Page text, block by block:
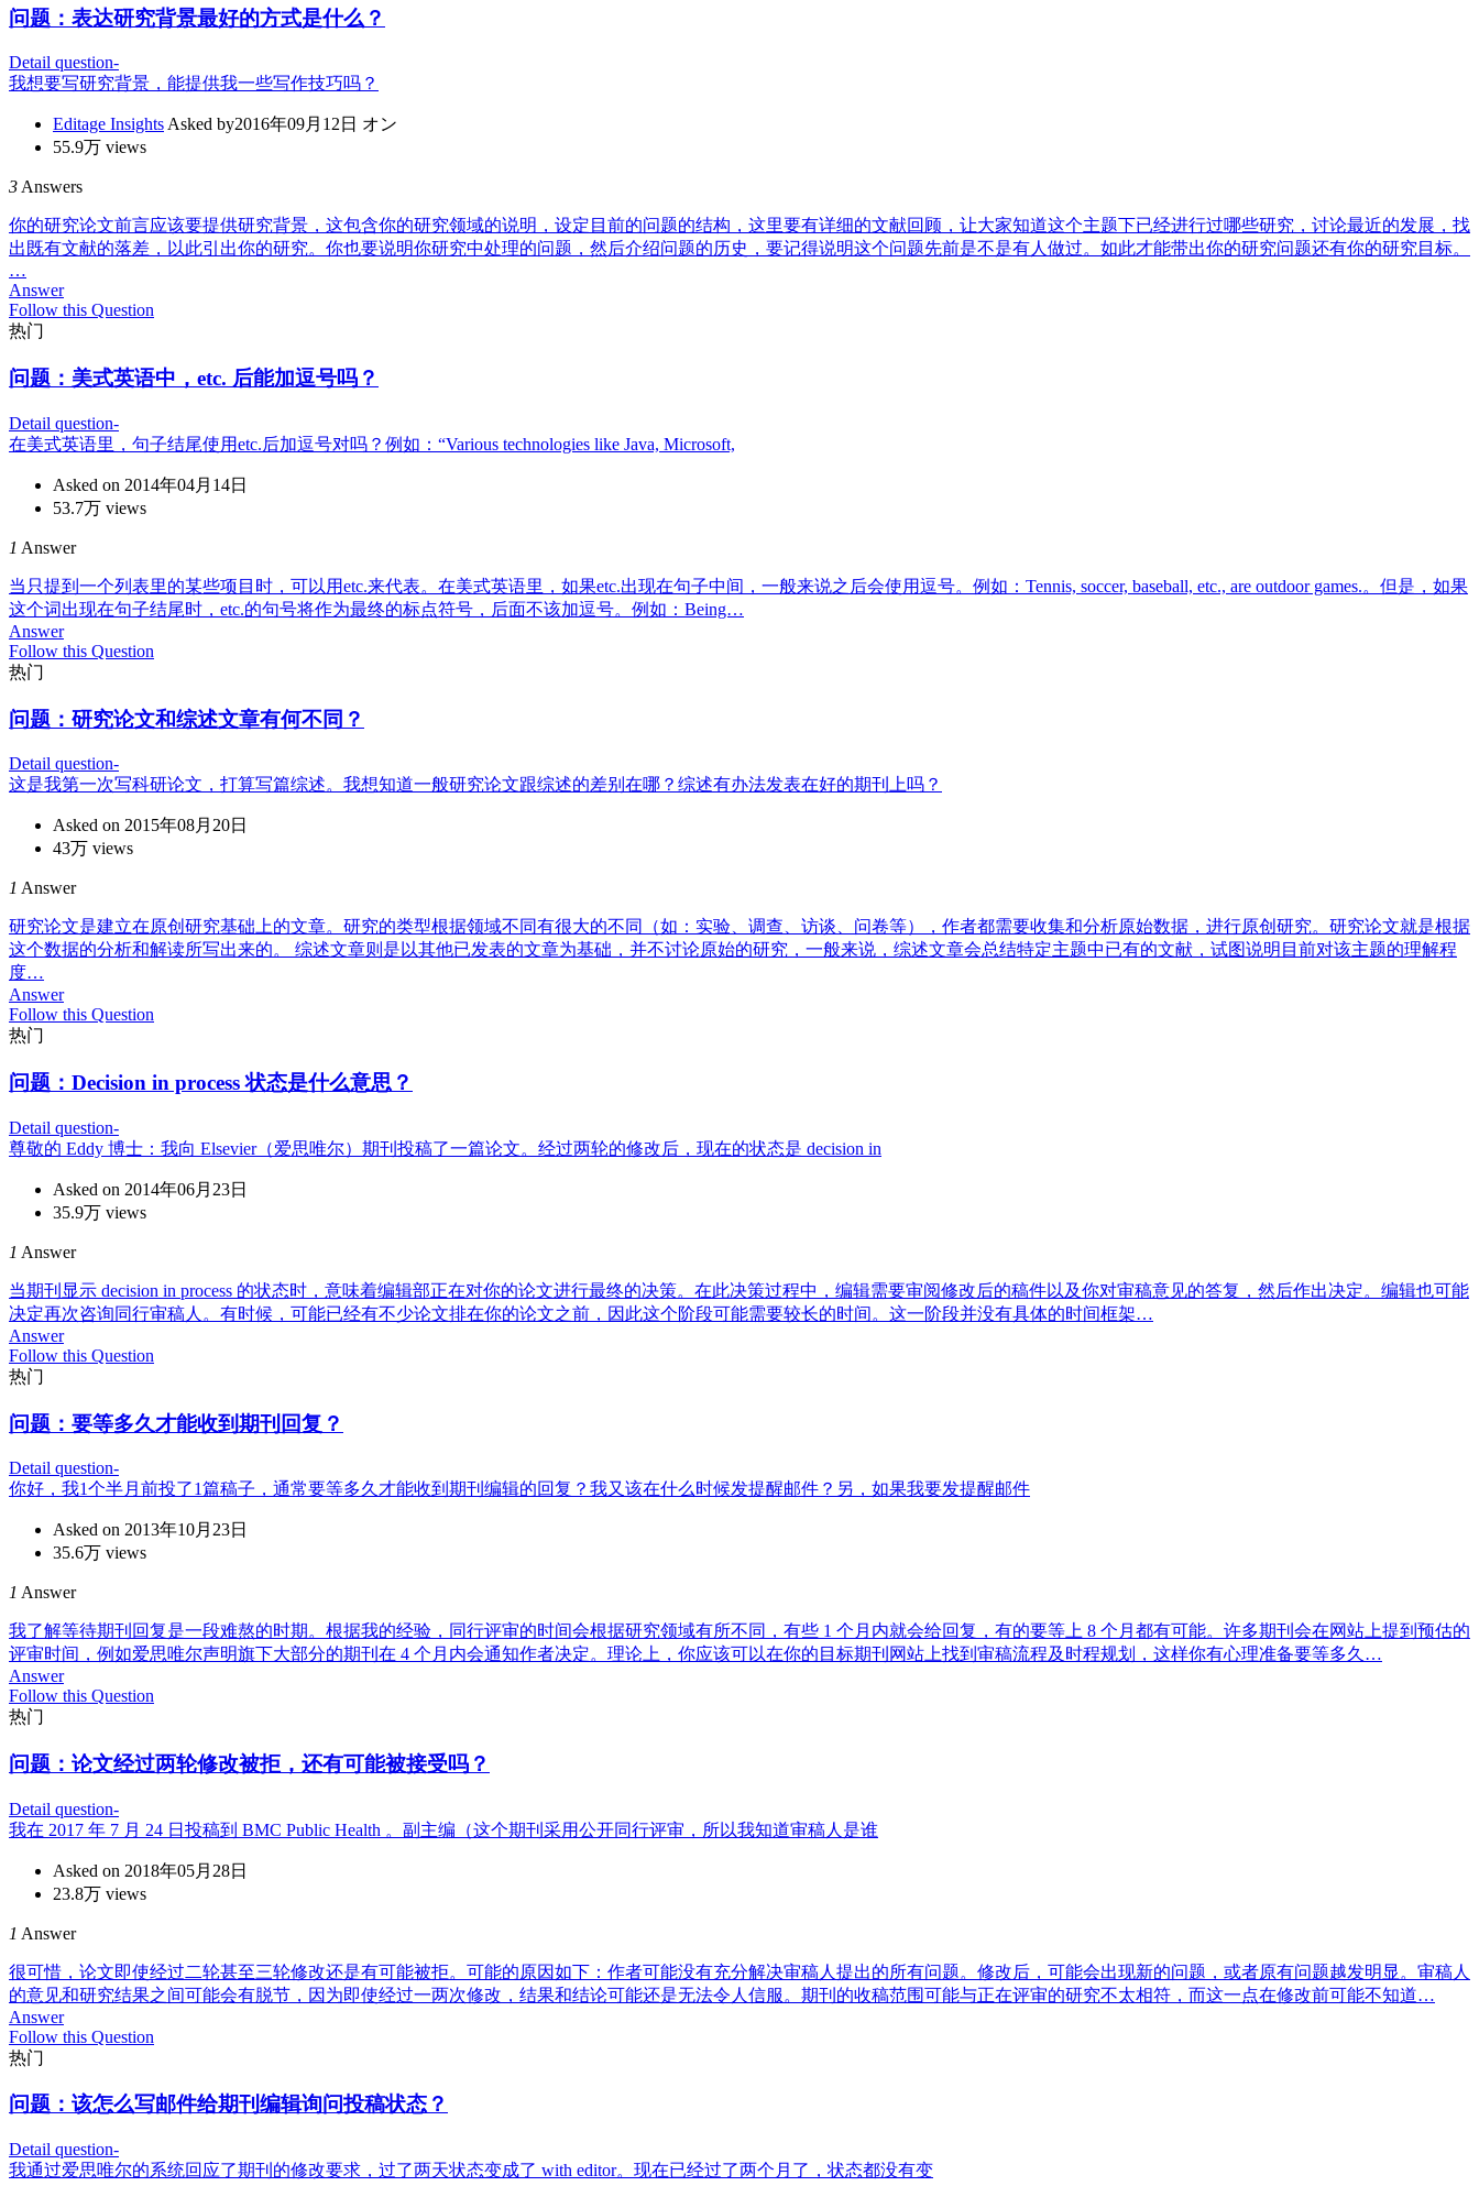
问题： 表达研究背景最好的方式是什么？
Detail question-
我想要写研究背景，能提供我一些写作技巧吗？
Editage InsightsAsked by2016年09月12日 オン
55.9万 views
3Answers
你的研究论文前言应该要提供研究背景，这包含你的研究领域的说明，设定目前的问题的结构，这里要有详细的文献回顾，让大家知道这个主题下已经进行过哪些研究，讨论最近的发展，找
出既有文献的落差，以此引出你的研究。你也要说明你研究中处理的问题，然后介绍问题的历史，要记得说明这个问题先前是不是有人做过。如此才能带出你的研究问题还有你的研究目标。
…
Answer
Follow this Question
热门
问题： 美式英语中，etc. 后能加逗号吗？
Detail question-
在美式英语里，句子结尾使用etc.后加逗号对吗？例如：“Various technologies like Java, Microsoft,
Asked on 2014年04月14日
53.7万 views
1 Answer
当只提到一个列表里的某些项目时，可以用etc.来代表。在美式英语里，如果etc.出现在句子中间，一般来说之后会使用逗号。例如：Tennis, soccer, baseball, etc., are outdoor games.。但是，如果
这个词出现在句子结尾时，etc.的句号将作为最终的标点符号，后面不该加逗号。例如：Being…
Answer
Follow this Question
热门
问题： 研究论文和综述文章有何不同？
Detail question-
这是我第一次写科研论文，打算写篇综述。我想知道一般研究论文跟综述的差别在哪？综述有办法发表在好的期刊上吗？
Asked on 2015年08月20日
43万 views
1 Answer
研究论文是建立在原创研究基础上的文章。研究的类型根据领域不同有很大的不同（如：实验、调查、访谈、问卷等），作者都需要收集和分析原始数据，进行原创研究。研究论文就是根据
这个数据的分析和解读所写出来的。 综述文章则是以其他已发表的文章为基础，并不讨论原始的研究，一般来说，综述文章会总结特定主题中已有的文献，试图说明目前对该主题的理解程
度…
Answer
Follow this Question
热门
问题： Decision in process 状态是什么意思？
Detail question-
尊敬的 Eddy 博士：我向 Elsevier（爱思唯尔）期刊投稿了一篇论文。经过两轮的修改后，现在的状态是 decision in
Asked on 2014年06月23日
35.9万 views
1 Answer
当期刊显示 decision in process 的状态时​​，意味着编辑部正在对你的论文进行最终的决策。在此决策过程中，编辑需要审阅修改后的稿件以及你对审稿意见的答复，然后作出决定。编辑也可能
决定再次咨询同行审稿人。有时候，可能已经有不少论文排在你的论文之前，因此这个阶段可能需要较长的时间。这一阶段并没有具体的时间框架…
Answer
Follow this Question
热门
问题： 要等多久才能收到期刊回复？
Detail question-
你好，我1个半月前投了1篇稿子，通常要等多久才能收到期刊编辑的回复？我又该在什么时候发提醒邮件？另，如果我要发提醒邮件
Asked on 2013年10月23日
35.6万 views
1 Answer
我了解等待期刊回复是一段难熬的时期。根据我的经验，同行评审的时间会根据研究领域有所不同，有些 1 个月内就会给回复，有的要等上 8 个月都有可能。许多期刊会在网站上提到预估的
评审时间，例如爱思唯尔声明旗下大部分的期刊在 4 个月内会通知作者决定。理论上，你应该可以在你的目标期刊网站上找到审稿流程及时程规划，这样你有心理准备要等多久…
Answer
Follow this Question
热门
问题： 论文经过两轮修改被拒，还有可能被接受吗？
Detail question-
我在 2017 年 7 月 24 日投稿到 BMC Public Health 。副主编（这个期刊采用公开同行评审，所以我知道审稿人是谁
Asked on 2018年05月28日
23.8万 views
1 Answer
很可惜，论文即使经过二轮甚至三轮修改还是有可能被拒。可能的原因如下：作者可能没有充分解决审稿人提出的所有问题。修改后，可能会出现新的问题，或者原有问题越发明显。审稿人
的意见和研究结果之间可能会有脱节，因为即使经过一两次修改，结果和结论可能还是无法令人信服。期刊的收稿范围可能与正在评审的研究不太相符，而这一点在修改前可能不知道…
Answer
Follow this Question
热门
问题： 该怎么写邮件给期刊编辑询问投稿状态？
Detail question-
我通过爱思唯尔的系统回应了期刊的修改要求，过了两天状态变成了 with editor。现在已经过了两个月了，状态都没有变